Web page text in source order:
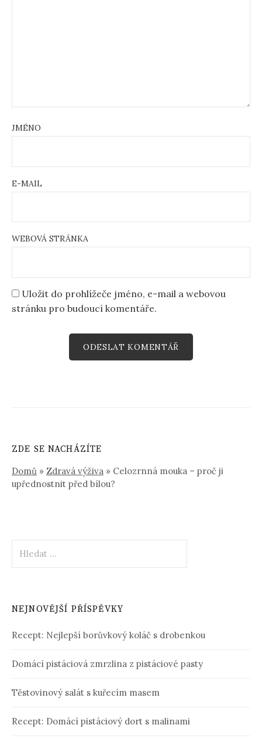
JMÉNO
E-MAIL
WEBOVÁ STRÁNKA
Uložit do prohlížeče jméno, e-mail a webovou
stránku pro budoucí komentáře.
ZDE SE NACHÁZÍTE
Domů » Zdravá výživa » Celozrnná mouka – proč ji
upřednostnit před bílou?
NEJNOVĚJŠÍ PŘÍSPĚVKY
Recept: Nejlepší borůvkový koláč s drobenkou
Domácí pistáciová zmrzlina z pistáciové pasty
Těstovinový salát s kuřecím masem
Recept: Domácí pistáciový dort s malinami